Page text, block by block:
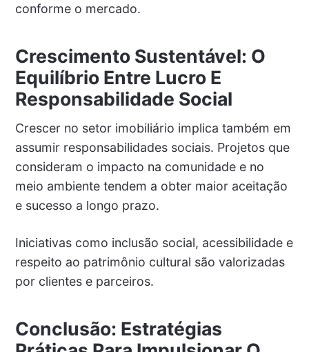
conforme o mercado.
Crescimento Sustentável: O
Equilíbrio Entre Lucro E
Responsabilidade Social
Crescer no setor imobiliário implica também em
assumir responsabilidades sociais. Projetos que
consideram o impacto na comunidade e no
meio ambiente tendem a obter maior aceitação
e sucesso a longo prazo.
Iniciativas como inclusão social, acessibilidade e
respeito ao patrimônio cultural são valorizadas
por clientes e parceiros.
Conclusão: Estratégias